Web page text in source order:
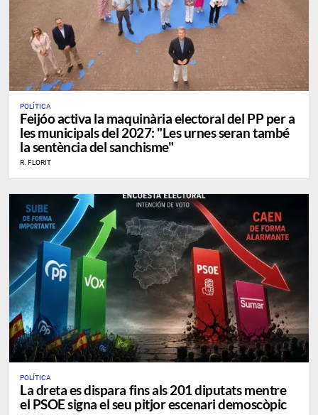
POLÍTICA
Feijóo activa la maquinària electoral del PP per a
les municipals del 2027: "Les urnes seran també
la sentència del sanchisme"
R. FLORIT
POLÍTICA
La dreta es dispara fins als 201 diputats mentre
el PSOE signa el seu pitjor escenari demoscòpic